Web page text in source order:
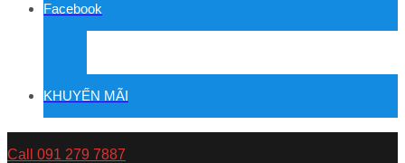
Facebook
KHUYẾN MÃI
Call 091 279 7887